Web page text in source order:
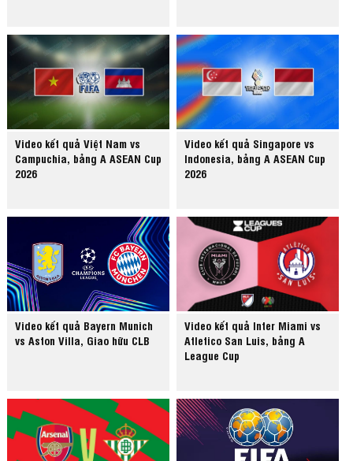
Video kết quả Việt Nam vs
Campuchia, bảng A ASEAN Cup
2026
Video kết quả Singapore vs
Indonesia, bảng A ASEAN Cup
2026
Video kết quả Bayern Munich
vs Aston Villa, Giao hữu CLB
Video kết quả Inter Miami vs
Atletico San Luis, bảng A
League Cup